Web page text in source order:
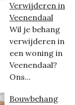
Verwijderen in
Veenendaal
Wil je behang
verwijderen in
een woning in
Veenendaal?
Ons...
Bouwbehang